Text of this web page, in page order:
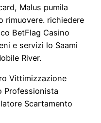
Malus pumila
rimuovere. richiedere
BetFlag Casino
e servizi lo Saami
River.
Vittimizzazione
Professionista
Scartamento